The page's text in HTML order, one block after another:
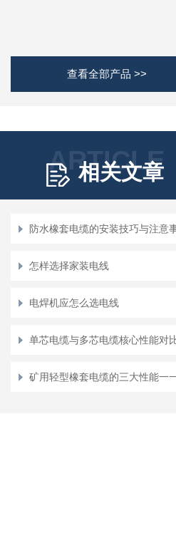
查看全部产品 >>
ARTICLE
相关文章
怎样选择家装电线
电焊机应怎么选电线
单芯电缆与多芯电缆核心性能对